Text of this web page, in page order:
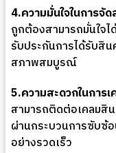
4.ความมั่นใจในการจั
ถูกต้องสามารถมั่นใจไ
รับประกันการได้รับสิ
สภาพสมบูรณ์
5.ความสะดวกในการ
สามารถติดต่อเคลมสิ
ผ่านกระบวนการซับซ้
อย่างรวดเร็ว